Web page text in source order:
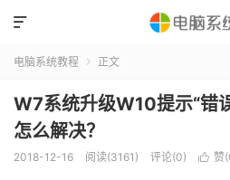

电脑系统教程  正文
W7系统升级W10提示“
怎么解决？
2018-12-16 阅读(3161) 评论(0)  赞(